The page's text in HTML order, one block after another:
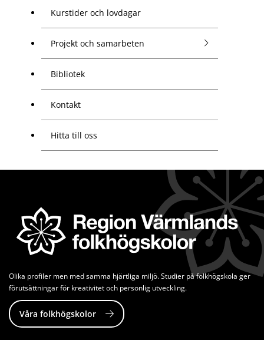
Kurstider och lovdagar
Projekt och samarbeten
Bibliotek
Kontakt
Hitta till oss
Olika profiler men med samma hjärtliga miljö. Studier på folkhögskola ger
förutsättningar för kreativitet och personlig utveckling.
Våra folkhögskolor